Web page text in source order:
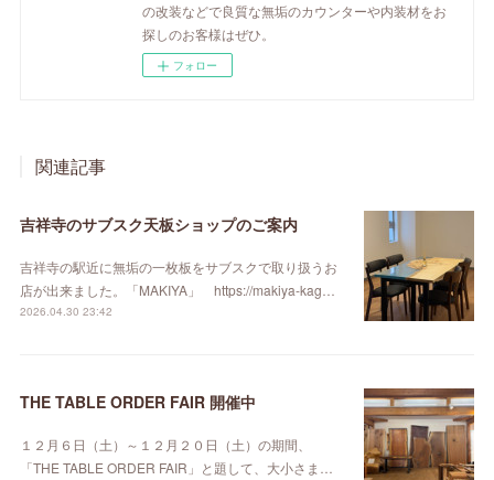
の改装などで良質な無垢のカウンターや内装材をお
探しのお客様はぜひ。
フォロー
関連記事
吉祥寺のサブスク天板ショップのご案内
吉祥寺の駅近に無垢の一枚板をサブスクで取り扱うお
店が出来ました。「MAKIYA」 https://makiya-kag…
2026.04.30 23:42
THE TABLE ORDER FAIR 開催中
１２月６日（土）～１２月２０日（土）の期間、
「THE TABLE ORDER FAIR」と題して、大小さま…